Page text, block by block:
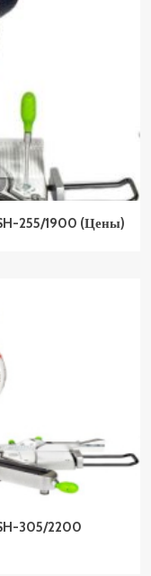
255/1900 (Цены)
305/2200